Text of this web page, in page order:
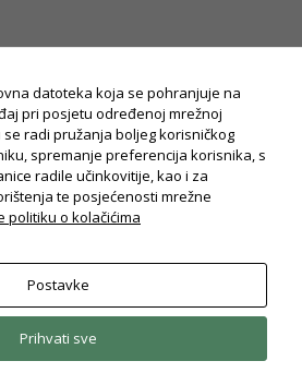
pridržana.Politika privatnosti
datoteka koja se pohranjuje na
pri posjetu određenoj mrežnoj
radi pružanja boljeg korisničkog
spremanje preferencija korisnika, s
radile učinkovitije, kao i za
te posjećenosti mrežne
politiku o kolačićima
Postavke
Prihvati sve
Ovi
obavezni